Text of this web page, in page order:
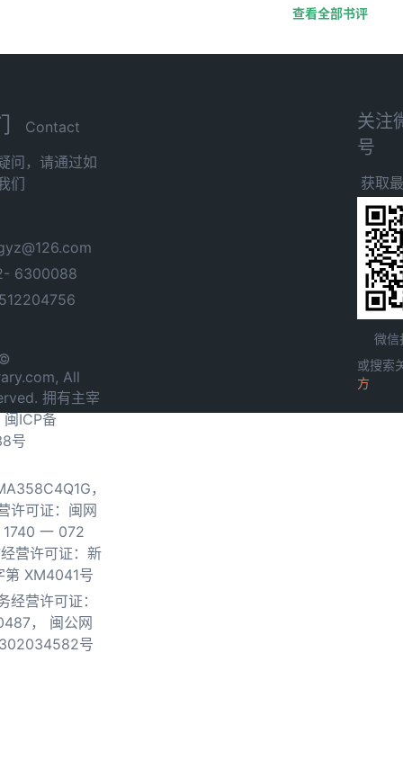
查看全部书评
Contact
问，请通过如
们
6300088
All
拥有主宰
闽ICP备
号
，
许可证：闽网
一 072
营许可证：新
第 XM4041号
经营许可证：
，
闽公网
号
关注
号
获取
微信
或搜索
方